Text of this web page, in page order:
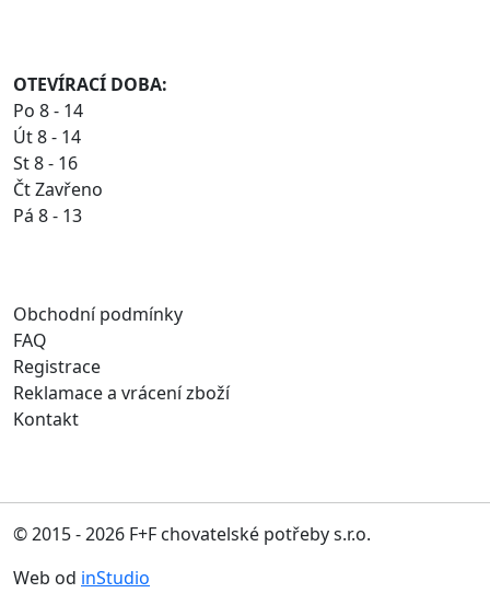
OTEVÍRACÍ DOBA:
Po 8 - 14
Út 8 - 14
St 8 - 16
Čt Zavřeno
Pá 8 - 13
Obchodní podmínky
FAQ
Registrace
Reklamace a vrácení zboží
Kontakt
© 2015 - 2026 F+F chovatelské potřeby s.r.o.
Web od inStudio